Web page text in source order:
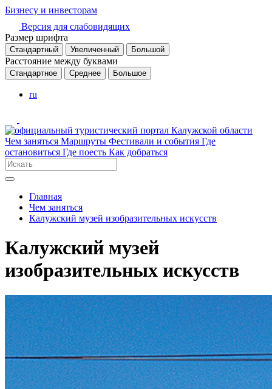
Бизнесу и инвесторам
Версия для слабовидящих
Размер шрифта
Стандартный Увеличенный Большой
Расстояние между буквами
Стандартное Среднее Большое
ru
Чем заняться Маршруты Фестивали и события Где
остановиться Где поесть Как добраться
Главная
Чем заняться
Калужский музей изобразительных искусств
Калужский музей
изобразительных искусств